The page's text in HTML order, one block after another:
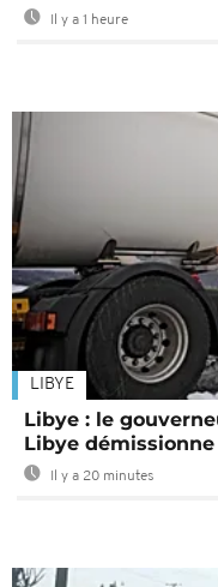
Il y a 1 heure
LIBYE
Libye : le
Libye démissionne
Il y a 20 minutes